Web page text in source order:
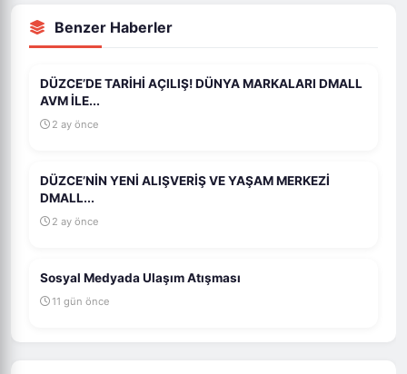
Benzer Haberler
DÜZCE’DE TARİHİ AÇILIŞ! DÜNYA MARKALARI DMALL
AVM İLE...
2 ay önce
DÜZCE’NİN YENİ ALIŞVERİŞ VE YAŞAM MERKEZİ
DMALL...
2 ay önce
Sosyal Medyada Ulaşım Atışması
11 gün önce